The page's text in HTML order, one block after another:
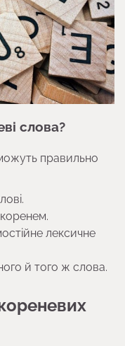
слова?
правильно
лексичне
й того ж слова.